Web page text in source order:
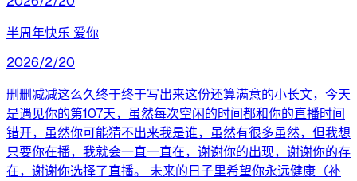
半周年快乐 爱你
2026/2/20
删删减减这么久终于终于写出来这份还算满意的小长文，今天
是遇见你的第107天，虽然每次空闲的时间都和你的直播时间
错开，虽然你可能猜不出来我是谁，虽然有很多虽然，但我想
只要你在播，我就会一直一直在，谢谢你的出现，谢谢你的存
在，谢谢你选择了直播。 未来的日子里希望你永远健康（补